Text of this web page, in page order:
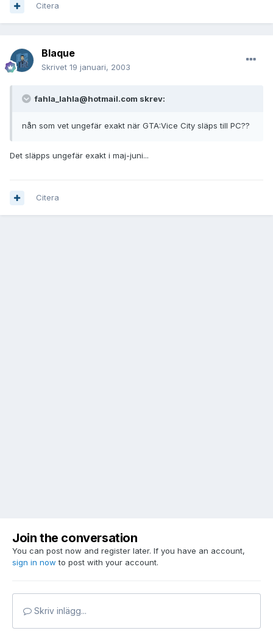
Citera
Blaque
Skrivet 19 januari, 2003
fahla_lahla@hotmail.com skrev:
nån som vet ungefär exakt när GTA:Vice City släps till PC??
Det släpps ungefär exakt i maj-juni...
Citera
Join the conversation
You can post now and register later. If you have an account,
sign in now to post with your account.
Skriv inlägg...